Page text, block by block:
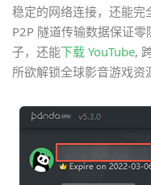
稳定的网络连接，还能完
P2P 隧道传输数据保证
子，还能下载 YouTube,
所欲解锁全球影音游戏资